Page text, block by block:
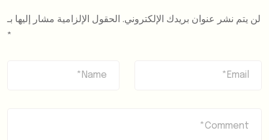
لن يتم نشر عنوان بريدك الإلكتروني. الحقول الإلزامية مشار إليها بـ
*